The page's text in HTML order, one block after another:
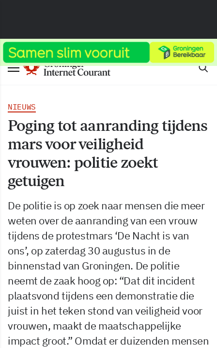
NIEUWS
Poging tot aanranding tijdens
mars voor veiligheid
vrouwen: politie zoekt
getuigen
De politie is op zoek naar mensen die meer
weten over de aanranding van een vrouw
tijdens de protestmars ‘De Nacht is van
ons’, op zaterdag 30 augustus in de
binnenstad van Groningen. De politie
neemt de zaak hoog op: “Dat dit incident
plaatsvond tijdens een demonstratie die
juist in het teken stond van veiligheid voor
vrouwen, maakt de maatschappelijke
impact groot.” Omdat er duizenden mensen